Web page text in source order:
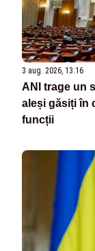
3 aug. 2026, 13:16
ANI trage un
aleși găsiți în
funcții